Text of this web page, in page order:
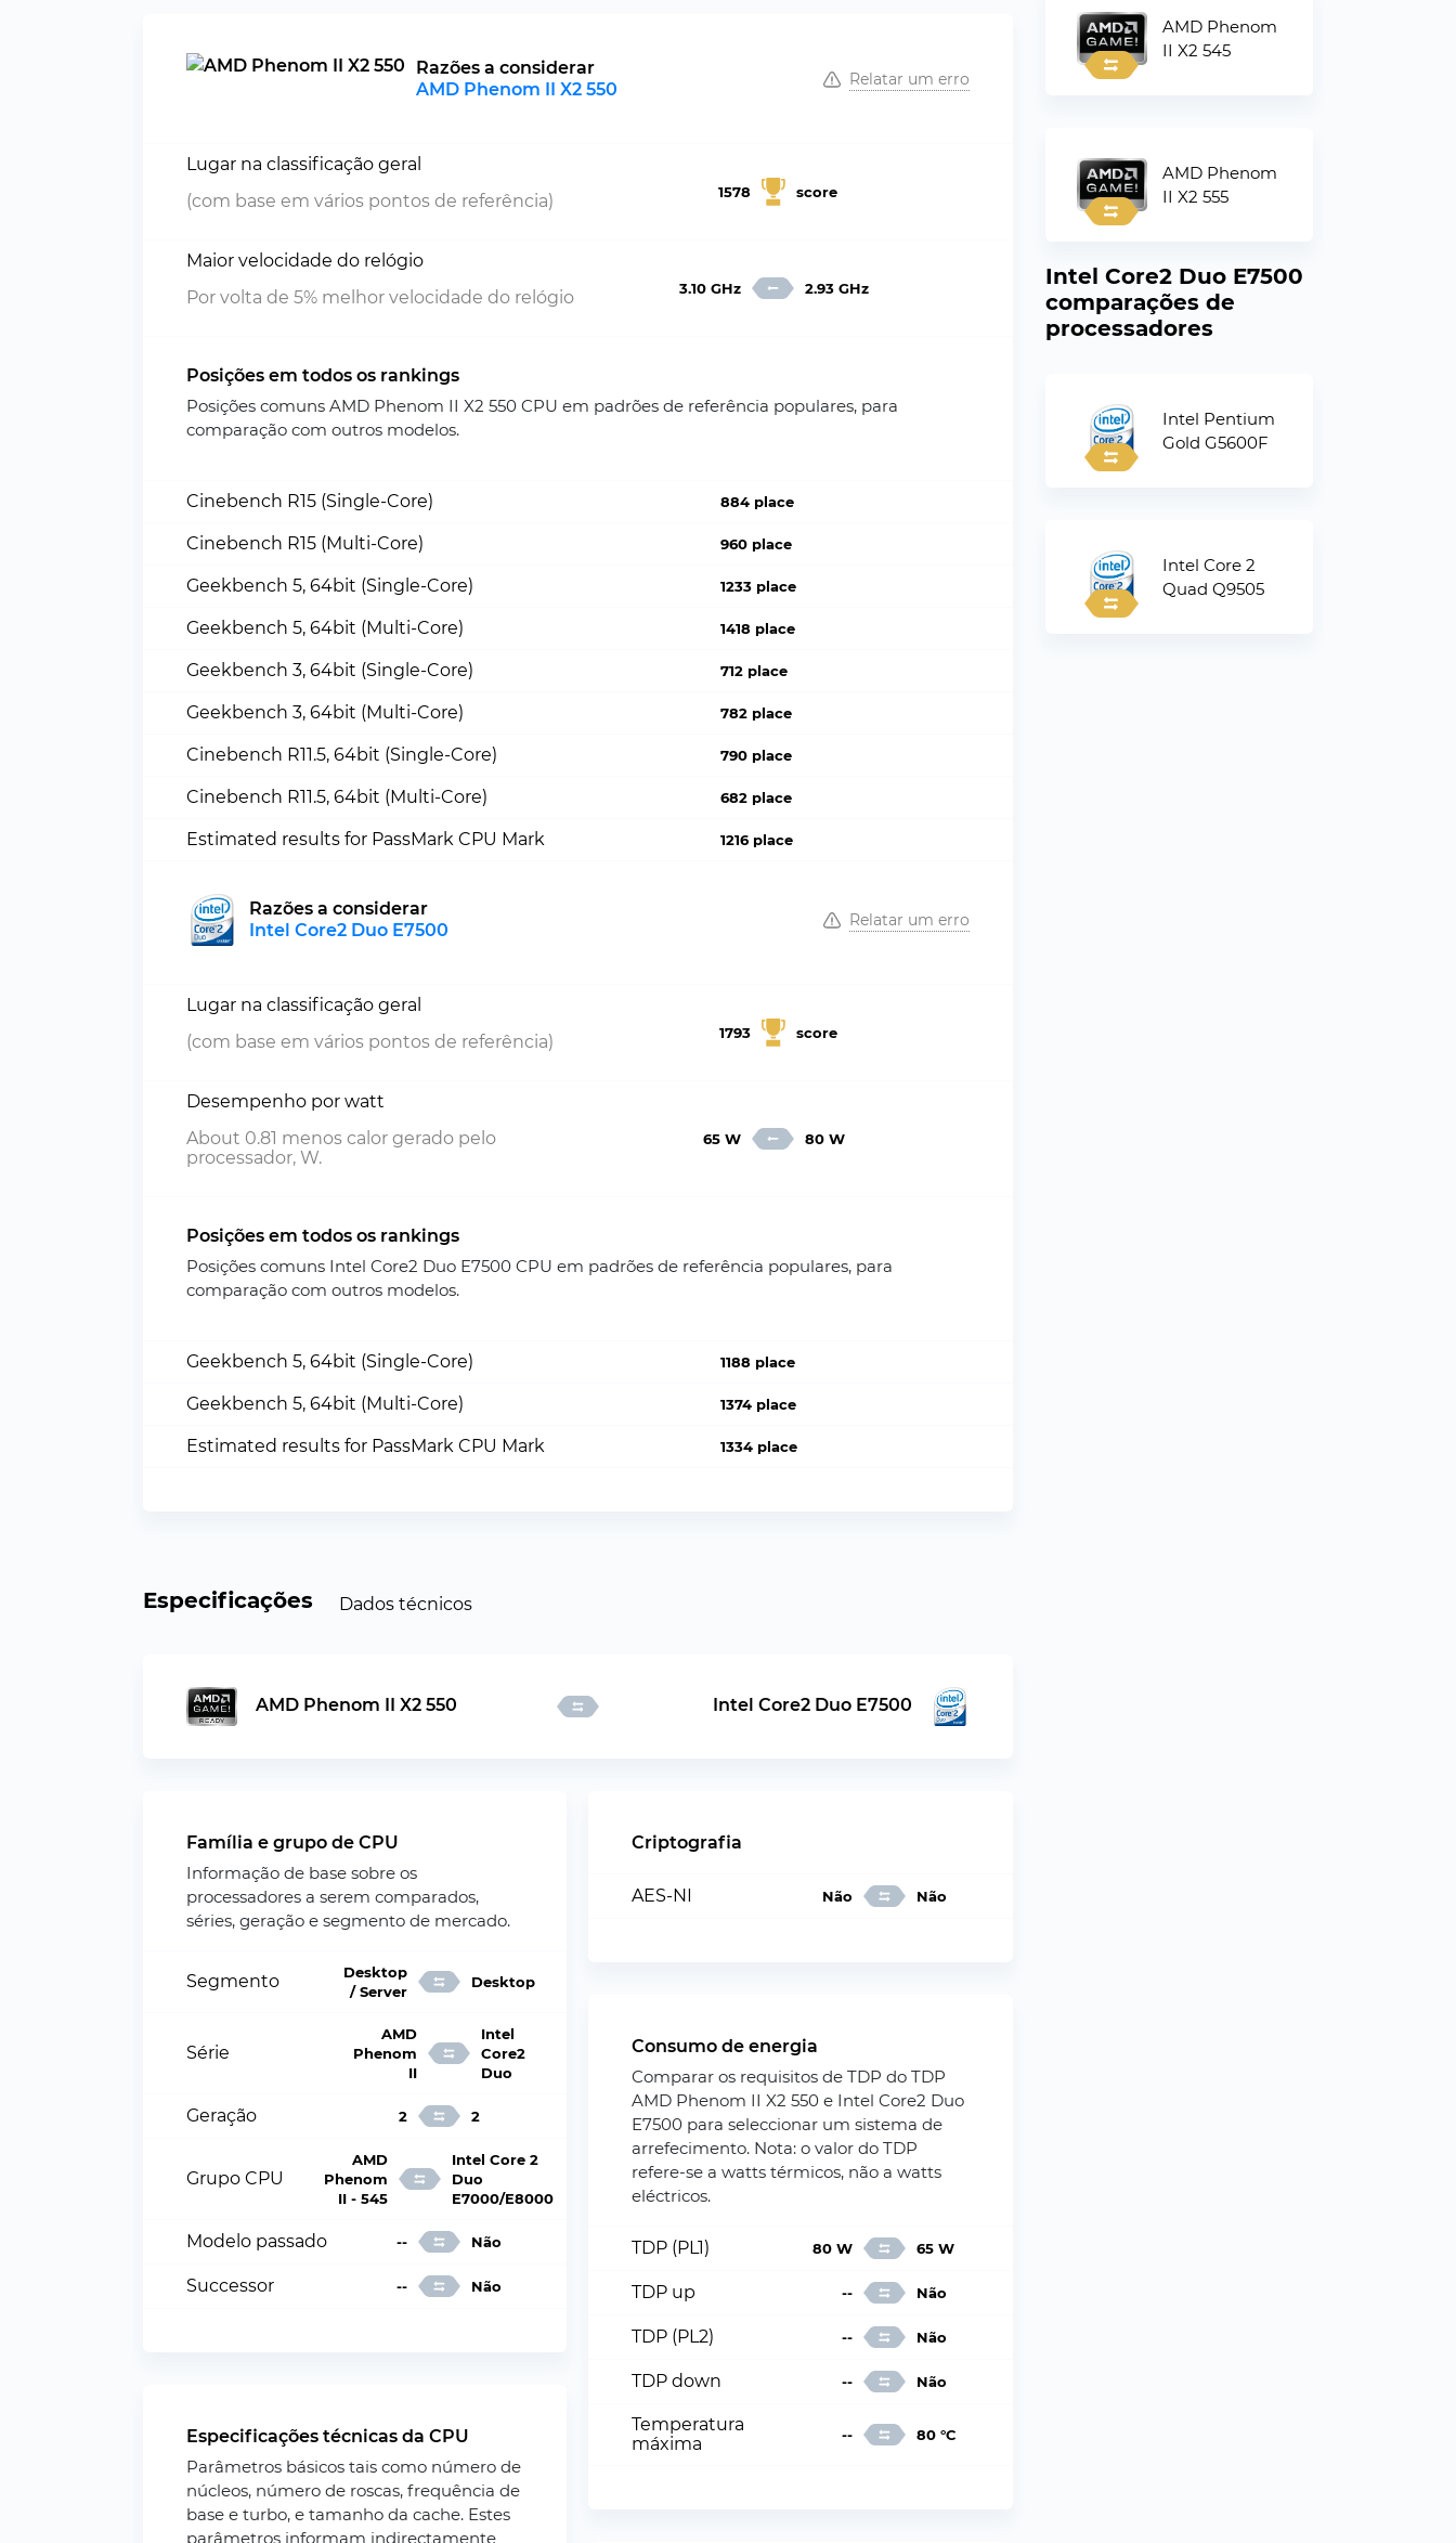
Razões a considerar
AMD Phenom II X2 550
Relatar um erro
Lugar na classificação geral
(com base em vários pontos de referência)
1578 score
Maior velocidade do relógio
Por volta de 5% melhor velocidade do relógio
3.10 GHz 2.93 GHz
Posições em todos os rankings
Posições comuns AMD Phenom II X2 550 CPU em padrões de referência populares, para
comparação com outros modelos.
Cinebench R15 (Single-Core) 884 place
Cinebench R15 (Multi-Core) 960 place
Geekbench 5, 64bit (Single-Core) 1233 place
Geekbench 5, 64bit (Multi-Core) 1418 place
Geekbench 3, 64bit (Single-Core) 712 place
Geekbench 3, 64bit (Multi-Core) 782 place
Cinebench R11.5, 64bit (Single-Core) 790 place
Cinebench R11.5, 64bit (Multi-Core) 682 place
Estimated results for PassMark CPU Mark 1216 place
Razões a considerar
Intel Core2 Duo E7500
Relatar um erro
Lugar na classificação geral
(com base em vários pontos de referência)
1793 score
Desempenho por watt
About 0.81 menos calor gerado pelo
processador, W.
65 W 80 W
Posições em todos os rankings
Posições comuns Intel Core2 Duo E7500 CPU em padrões de referência populares, para
comparação com outros modelos.
Geekbench 5, 64bit (Single-Core) 1188 place
Geekbench 5, 64bit (Multi-Core) 1374 place
Estimated results for PassMark CPU Mark 1334 place
Especificações Dados técnicos
AMD Phenom II X2 550 Intel Core2 Duo E7500
Família e grupo de CPU
Informação de base sobre os
processadores a serem comparados,
séries, geração e segmento de mercado.
Segmento
Desktop
/ Server
Desktop
Série
AMD
Phenom
II
Intel
Core2
Duo
Geração 2 2
Grupo CPU
AMD
Phenom
II - 545
Intel Core 2
Duo
E7000/E8000
Modelo passado -- Não
Successor -- Não
Especificações técnicas da CPU
Parâmetros básicos tais como número de
núcleos, número de roscas, frequência de
base e turbo, e tamanho da cache. Estes
parâmetros informam indirectamente
Criptografia
AES-NI Não Não
Consumo de energia
Comparar os requisitos de TDP do TDP
AMD Phenom II X2 550 e Intel Core2 Duo
E7500 para seleccionar um sistema de
arrefecimento. Nota: o valor do TDP
refere-se a watts térmicos, não a watts
eléctricos.
TDP (PL1) 80 W 65 W
TDP up -- Não
TDP (PL2) -- Não
TDP down -- Não
Temperatura
máxima
-- 80 °C
AMD Phenom
II X2 545
AMD Phenom
II X2 555
Intel Core2 Duo E7500
comparações de
processadores
Intel Pentium
Gold G5600F
Intel Core 2
Quad Q9505